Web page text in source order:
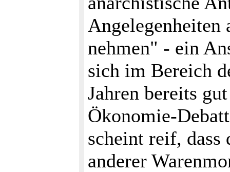
Angelegenheiten
nehmen" - ein
sich im Bereich
Jahren bereits
Ökonomie-
scheint reif,
anderer